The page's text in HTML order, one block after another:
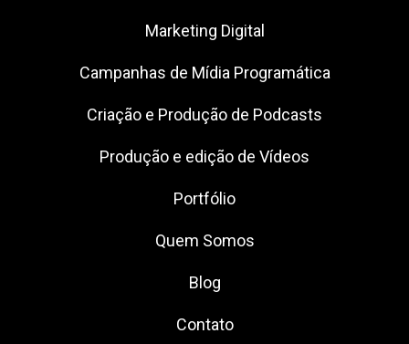
Marketing Digital
Campanhas de Mídia Programática
Criação e Produção de Podcasts
Produção e edição de Vídeos
Portfólio
Quem Somos
Blog
Contato